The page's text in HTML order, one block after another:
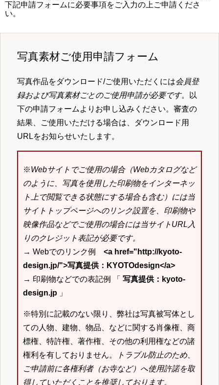
下記申請フォームに必要事項をご入力の上ご申請くださ
い。
写真素材ご使用申請フォーム
写真作品をダウンロード/ご使用いただくには会員登
録および写真素材ごとのご使用申請が必要です。以
下の申請フォームよりお申し込みください。審査の
結果、ご使用いただける場合は、ダウンロード用
URLをお知らせいたします。
※Webサイトでご使用の場合（Webカタログなど
のように、写真を使用した印刷物をインターネッ
ト上で閲覧できる状態にする場合も含む）には当
サイトトップページへのリンク設置を、印刷物や
映像作品などでご使用の場合には当サイトURL入
りのクレジット表記が必要です。
→ Webでのリンク例 <a href="http://kyoto-
design.jp/">写真提供：KYOTOdesign</a>
→ 印刷物などでの表記例 「 写真提供：kyoto-
design.jp 」
※特別に記載のない限り、弊社は写真被写体とし
ての人物、建物、物品、などに関する肖像権、商
標権、特許権、著作権、その他の利用権などの諸
権利を有しておりません。
トラブル防止のため、
ご申請前に各権利者（お寺など）へ使用許諾を取
得していただくことを推奨しております。